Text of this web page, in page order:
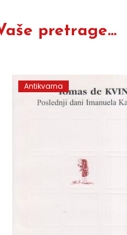
pretrage...
Antikvarna